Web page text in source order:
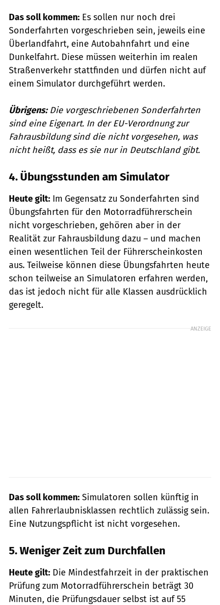
Das soll kommen: Es sollen nur noch drei
Sonderfahrten vorgeschrieben sein, jeweils eine
Überlandfahrt, eine Autobahnfahrt und eine
Dunkelfahrt. Diese müssen weiterhin im realen
Straßenverkehr stattfinden und dürfen nicht auf
einem Simulator durchgeführt werden.
Übrigens:Die vorgeschriebenen Sonderfahrten
sind eine Eigenart. In der EU-Verordnung zur
Fahrausbildung sind die nicht vorgesehen, was
nicht heißt, dass es sie nur in Deutschland gibt.
4. Übungsstunden am Simulator
Heute gilt: Im Gegensatz zu Sonderfahrten sind
Übungsfahrten für den Motorradführerschein
nicht vorgeschrieben, gehören aber in der
Realität zur Fahrausbildung dazu – und machen
einen wesentlichen Teil der Führerscheinkosten
aus. Teilweise können diese Übungsfahrten heute
schon teilweise an Simulatoren erfahren werden,
das ist jedoch nicht für alle Klassen ausdrücklich
geregelt.
ANZEIGE
Das soll kommen: Simulatoren sollen künftig in
allen Fahrerlaubnisklassen rechtlich zulässig sein.
Eine Nutzungspflicht ist nicht vorgesehen.
5. Weniger Zeit zum Durchfallen
Heute gilt: Die Mindestfahrzeit in der praktischen
Prüfung zum Motorradführerschein beträgt 30
Minuten, die Prüfungsdauer selbst ist auf 55